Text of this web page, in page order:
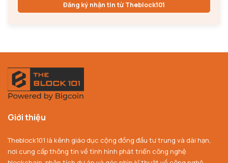
Đăng ký nhận tin từ Theblock101
Giới thiệu
Theblock101 là kênh giáo dục cộng đồng đầu tư trung và dài hạn,
nơi cung cấp thông tin về tình hình phát triển công nghệ